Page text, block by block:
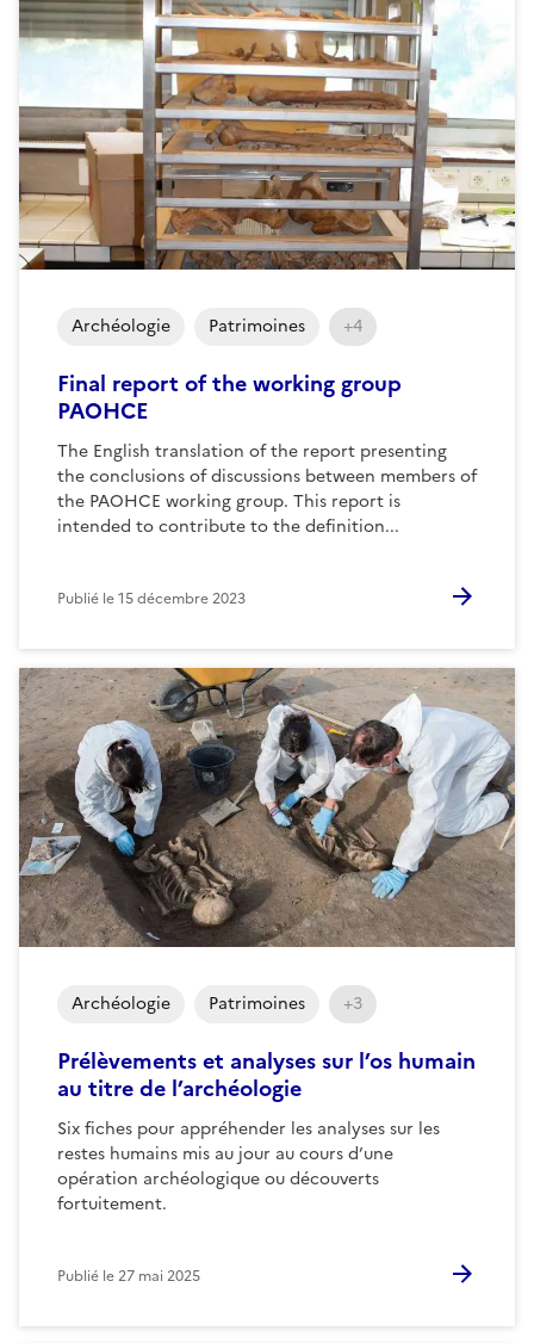
Final report of the working group
PAOHCE
The English translation of the report presenting
the conclusions of discussions between members of
the PAOHCE working group. This report is
intended to contribute to the definition...
Archéologie Patrimoines +4
Publié le15 décembre 2023
Prélèvements et analyses sur l’os humain
au titre de l’archéologie
Six fiches pour appréhender les analyses sur les
restes humains mis au jour au cours d’une
opération archéologique ou découverts
fortuitement.
Archéologie Patrimoines +3
Publié le27 mai 2025